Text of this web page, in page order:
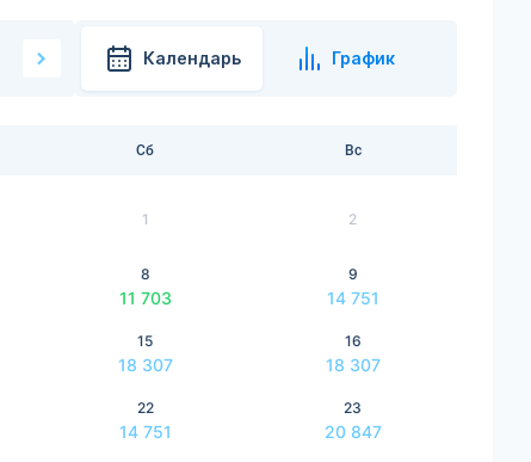
Календарь График
Сб Вс
1 2
8
11 703
9
14 751
15
18 307
16
18 307
22
14 751
23
20 847